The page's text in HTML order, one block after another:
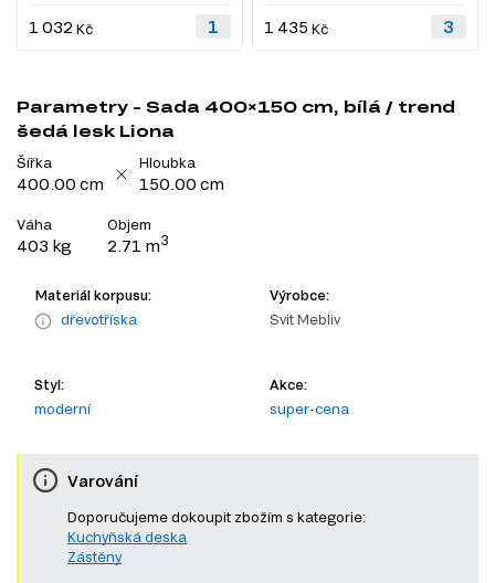
1 032 Kč 1 435 Kč
Parametry - Sada 400×150 cm, bílá / trend
šedá lesk Liona
Šířka
400.00 cm
Hloubka
150.00 cm
Váha
403 kg
Objem
2.71 m3
Materiál korpusu:
dřevotříska
Výrobce:
Svit Mebliv
Styl:
moderní
Akce:
super-cena
Varování
Doporučujeme dokoupit zbožím s kategorie:
Kuchyňská deska
Zástěny